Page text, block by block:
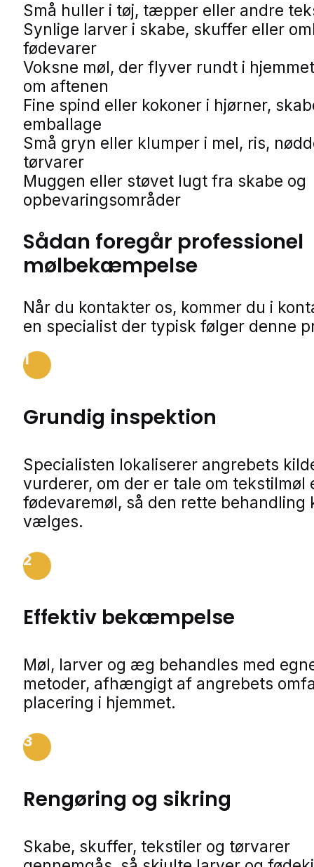
Små huller i tøj, tæpper eller andre
Synlige larver i skabe, skuffer eller
fødevarer
Voksne møl, der flyver rundt i
om aftenen
Fine spind eller kokoner i hjørner,
emballage
Små gryn eller klumper i mel, ris,
tørvarer
Muggen eller støvet lugt fra skabe og
opbevaringsområder
Sådan foregår professionel
mølbekæmpelse
Når du kontakter os, kommer du i
en specialist der typisk følger denne
1
Grundig inspektion
Specialisten lokaliserer angrebets
vurderer, om der er tale om tekstilmøl
fødevaremøl, så den rette behandling
vælges.
2
Effektiv bekæmpelse
Møl, larver og æg behandles med
metoder, afhængigt af angrebets
placering i hjemmet.
3
Rengøring og sikring
Skabe, skuffer, tekstiler og tørvarer